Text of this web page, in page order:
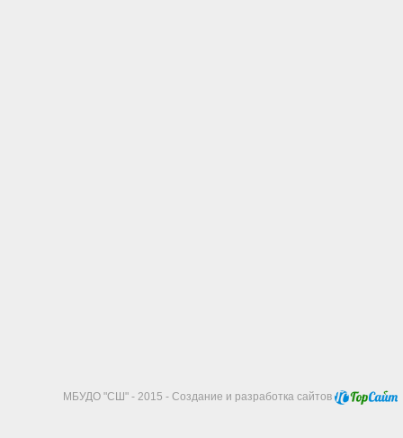
МБУДО "СШ" - 2015 - Создание и разработка сайтов